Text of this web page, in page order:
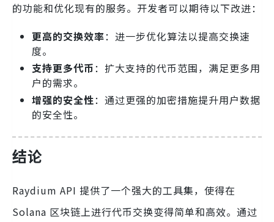
的功能和优化现有的服务。开发者可以期待以下改进：
更高的交换效率：进一步优化算法以提高交换速
度。
支持更多代币：扩大支持的代币范围，满足更多用
户的需求。
增强的安全性：通过更强的加密措施提升用户数据
的安全性。
结论
Raydium API 提供了一个强大的工具集，使得在
Solana 区块链上进行代币交换变得简单和高效。通过